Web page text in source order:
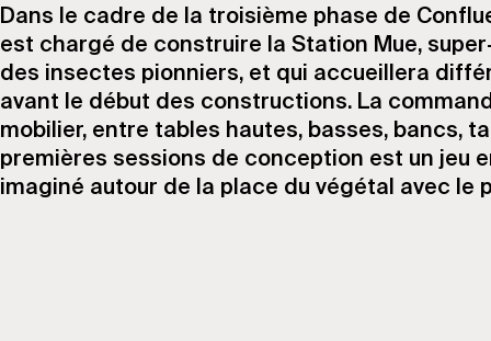
Dans le cadre de la troisième phase de
est chargé de construire la Station Mue,
des insectes pionniers, et qui accueillera
avant le début des constructions. La
mobilier, entre tables hautes, basses, bancs,
premières sessions de conception est un jeu
imaginé autour de la place du végétal avec le